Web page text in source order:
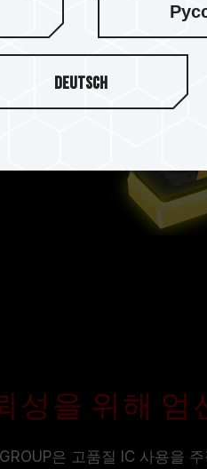
성을 위해 엄
은 고품질 IC 사용을
Deutsch